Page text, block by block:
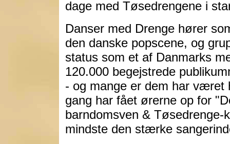
dage med Tøsedrengene i
Danser med Drenge hører
den danske popscene, og
status som et af Danmarks
120.000 begejstrede
- og mange er dem har været
gang har fået ørerne op for
barndomsven &
mindste den stærke